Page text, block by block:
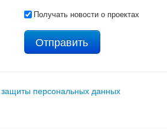
Получать новости о проектах
защиты персональных данных